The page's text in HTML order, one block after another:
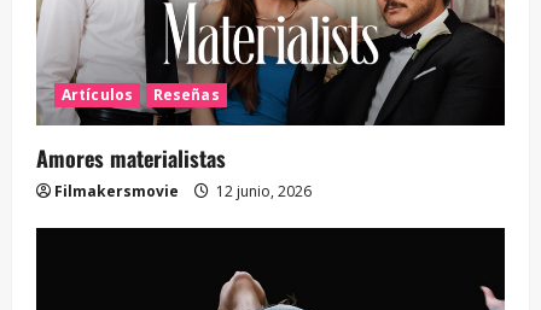
Artículos Reseñas
Amores materialistas
Filmakersmovie 12 junio, 2026